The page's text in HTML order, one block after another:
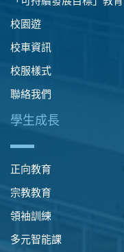
校園遊
校車資訊
校服樣式
聯絡我們
學生成長
正向教育
宗教教育
領袖訓練
多元智能課